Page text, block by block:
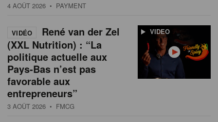
4 AOÛT 2026 • PAYMENT
VIDEO
VIDÉO
René van der Zel
(XXL Nutrition) : “La
politique actuelle aux
Pays-Bas n’est pas
favorable aux
entrepreneurs”
3 AOÛT 2026 • FMCG